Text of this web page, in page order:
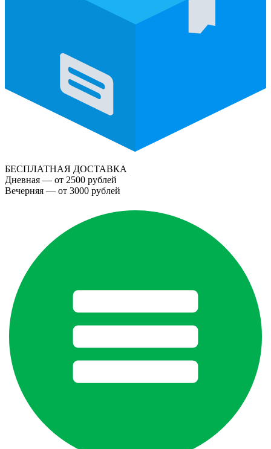
БЕСПЛАТНАЯ ДОСТАВКА
Дневная — от 2500 рублей
Вечерняя — от 3000 рублей